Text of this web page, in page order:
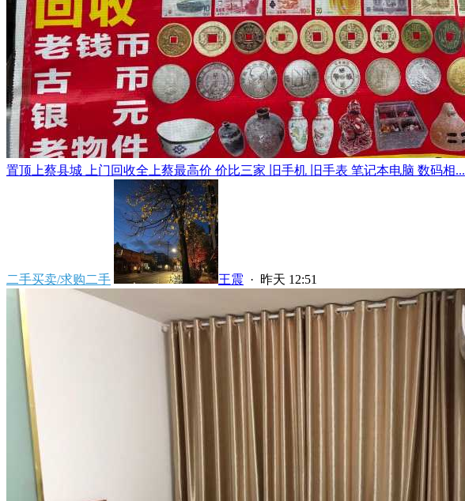
置顶 上蔡县城 上门回收全上蔡最高价 价比三家 旧手机 旧手表 笔记本电脑 数码相...
二手买卖/求购二手 王震 · 昨天 12:51